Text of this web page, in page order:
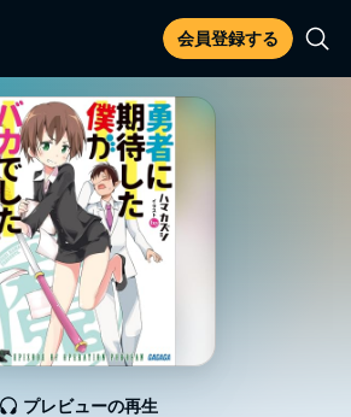
会員登録する
プレビューの再生